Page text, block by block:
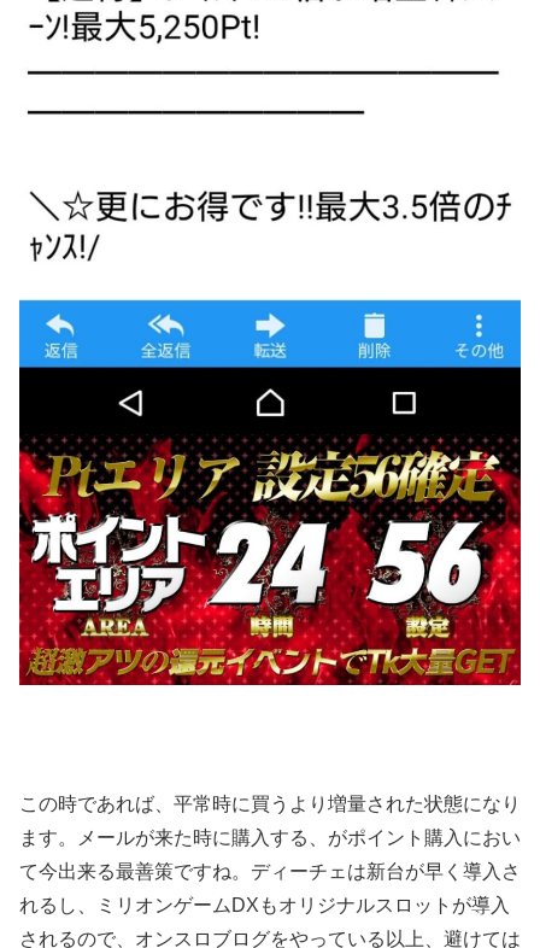
この時であれば、平常時に買うより増量された状態になり
ます。
メールが来た時に購入する、がポイント購入におい
て今出来る最善策ですね。 ディーチェは新台が早く導入さ
れるし、ミリオンゲームDXもオリジナルスロットが導入
されるので、オンスロブログをやっている以上、避けては